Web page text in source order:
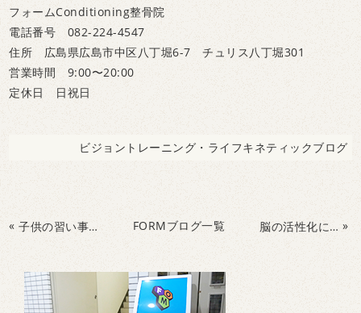
フォームConditioning整骨院
電話番号 082-224-4547
住所 広島県広島市中区八丁堀6-7 チュリス八丁堀301
営業時間 9:00〜20:00
定休日 日祝日
ビジョントレーニング・ライフキネティックブログ
« 子供の習い事が続かなくなる３つのポイント FORMブログ一覧 脳の活性化に必要な３つの刺激！ »